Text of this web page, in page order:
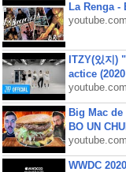
La Renga -
youtube.com
ITZY(있지)
actice
youtube.com
Big Mac de
BO UN
youtube.com
WWDC